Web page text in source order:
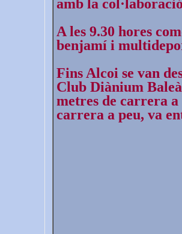
amb la
A les 9.30 hores
benjamí i
Fins Alcoi se van
Club Diànium
metres de carrera
carrera a peu, va